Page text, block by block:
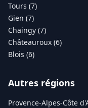
Tours (7)
Gien (7)
Chaingy (7)
Châteauroux (6)
Blois (6)
Autres régions
Provence-Alpes-Côte